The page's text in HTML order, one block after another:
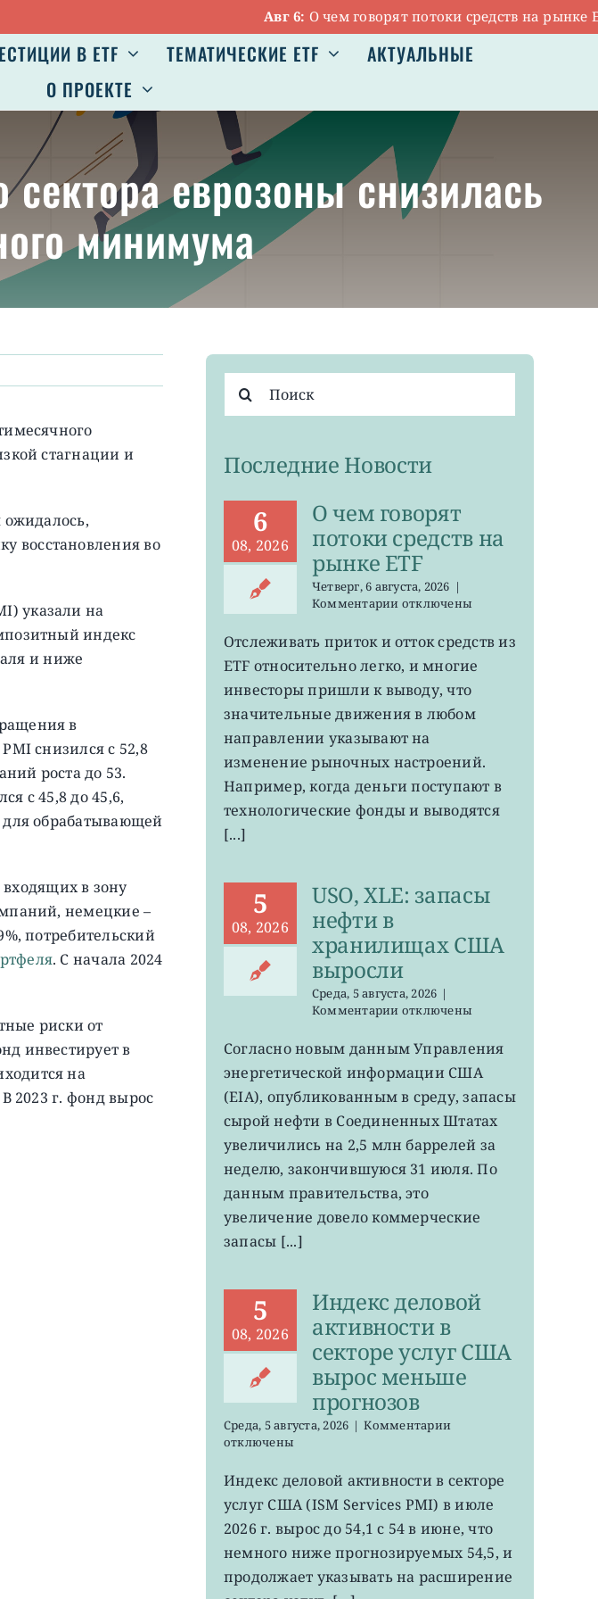
Авг 6:О чем говорят потоки средств на рынке ETF
В ETF ТЕМАТИЧЕСКИЕ ETF
АКТУАЛЬНЫЕ
О ПРОЕКТЕ
сектора еврозоны снизилась
минимума
стагнации и
ожидалось,
восстановления во
указали на
индекс
и ниже
в
снизился с 52,8
роста до 53.
с 45,8 до 45,6,
для обрабатывающей
в зону
немецкие –
потребительский
. C начала 2024
риски от
инвестирует в
на
2023 г. фонд вырос
поиска:
Последние Новости
6
08, 2026
О чем говорят
потоки средств на
рынке ETF
Четверг, 6 августа, 2026 |
Комментариик
О
говорят
потоки
средств
на
рынке
отключены
Отслеживать приток и отток средств из
ETF относительно легко, и многие
инвесторы пришли к выводу, что
значительные движения в любом
направлении указывают на
изменение рыночных настроений.
Например, когда деньги поступают в
технологические фонды и выводятся
[...]
5
08, 2026
USO, XLE: запасы
нефти в
хранилищах США
выросли
Среда, 5 августа, 2026 |
Комментариик
USO,
запасы
нефти
хранилищах
США
выросли
отключены
Согласно новым данным Управления
энергетической информации США
(EIA), опубликованным в среду, запасы
сырой нефти в Соединенных Штатах
увеличились на 2,5 млн баррелей за
неделю, закончившуюся 31 июля. По
данным правительства, это
увеличение довело коммерческие
запасы [...]
5
08, 2026
Индекс деловой
активности в
секторе услуг США
вырос меньше
прогнозов
Среда, 5 августа, 2026 | Комментариик
деловой
активности
в
секторе
США
вырос
отключены
Индекс деловой активности в секторе
услуг США (ISM Services PMI) в июле
2026 г. вырос до 54,1 с 54 в июне, что
немного ниже прогнозируемых 54,5, и
продолжает указывать на расширение